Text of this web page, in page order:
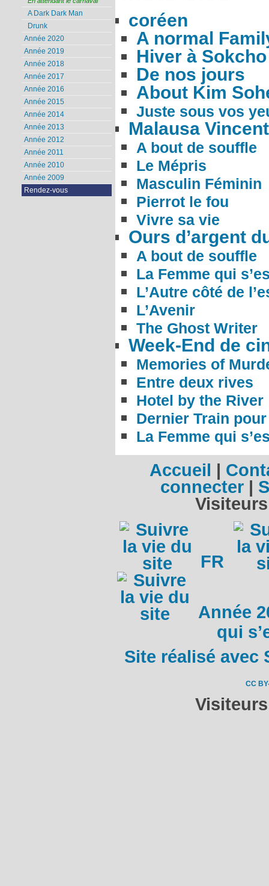
coréen
A normal
Hiver à Sokcho
De nos jours
About Kim
Juste sous vos
Malausa Vincent
A bout de souffle
Le Mépris
Masculin Féminin
Pierrot le fou
Vivre sa vie
Ours d’argent
A bout de souffle
La Femme qui
L’Autre côté de
L’Avenir
The Ghost Writer
Week-End de
Memories of
Entre deux rives
Hotel by the River
Dernier Train
La Femme qui
A Dark Dark Man
Drunk
Année 2020
Année 2019
Année 2018
Année 2017
Année 2016
Année 2015
Année 2014
Année 2013
Année 2012
Année 2011
Année 2010
Année 2009
Rendez-vous
Accueil
connecter
FR
Année
qui
Site réalisé avec
CC